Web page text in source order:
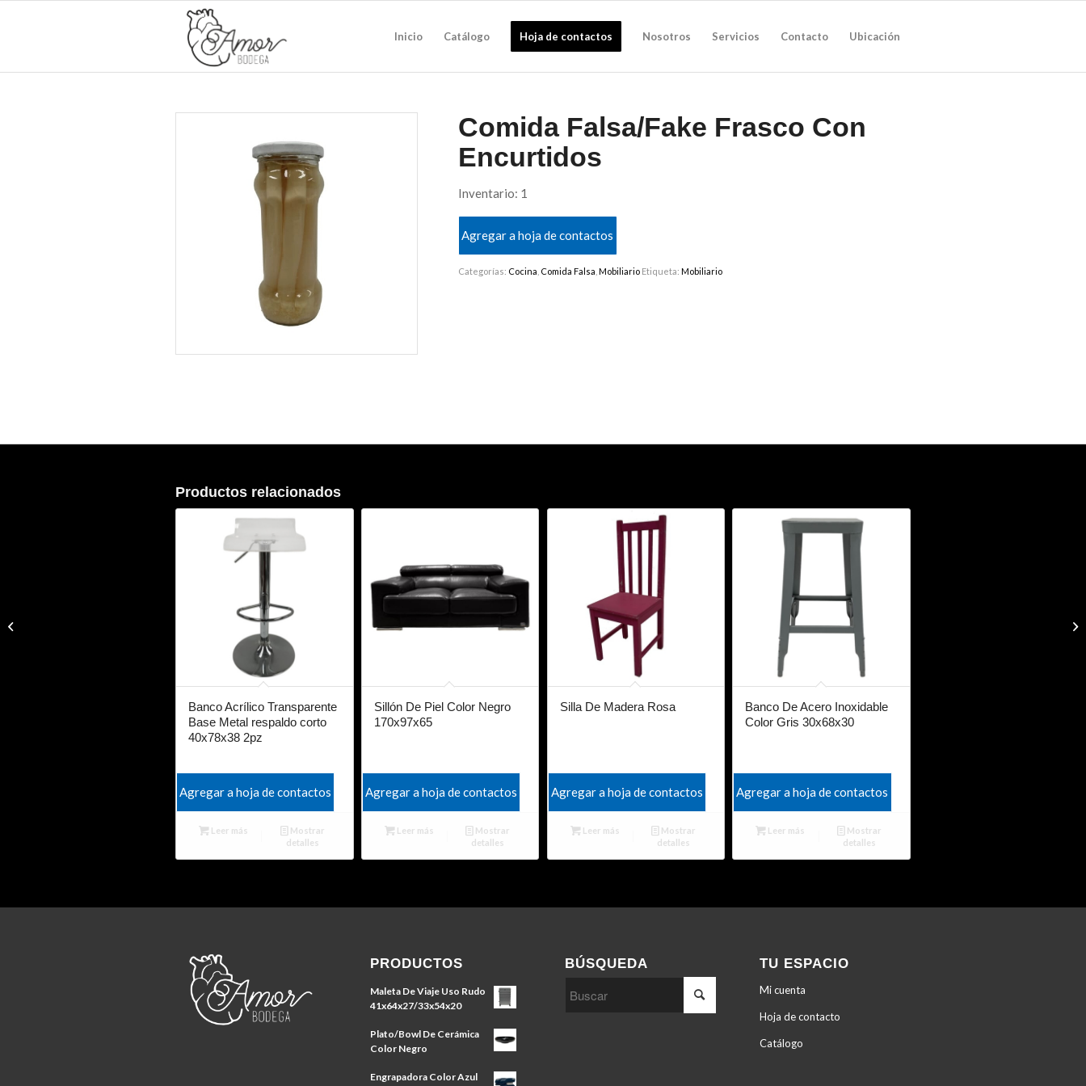
Inicio Catálogo Hoja de contactos Nosotros Servicios Contacto Ubicación
Comida Falsa/Fake Frasco Con
Encurtidos
Inventario: 1
Agregar a hoja de contactos
Categorías: Cocina Comida Falsa ,Mobiliario Etiqueta:Mobiliario
Productos relacionados
Banco Acrílico Transparente
Base Metal respaldo corto
40x78x38 2pz
Agregar a hoja de contactos
Leer más
Mostrar
detalles
Sillón De Piel Color Negro
170x97x65
Agregar a hoja de contactos
Leer más
Mostrar
detalles
Silla De Madera Rosa
Agregar a hoja de contactos
Leer más
Mostrar
detalles
Banco De Acero Inoxidable
Color Gris 30x68x30
Agregar a hoja de contactos
Leer más
Mostrar
detalles
PRODUCTOS
Maleta De Viaje Uso Rudo
41x64x27/33x54x20
Plato/Bowl De Cerámica
Color Negro
Engrapadora Color Azul
BÚSQUEDA TU ESPACIO
Mi cuenta
Hoja de contacto
Catálogo